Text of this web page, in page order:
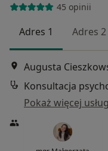
45 opinii
Adres 1 Adres 2
Augusta
Konsultacja
Pokaż więcej usług